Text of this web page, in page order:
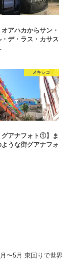
オアハカからサン・
デ・ラス・カサス
メキシコ
グアナフォト①】ま
うな街グアナフォ
〜5月 東回りで世界